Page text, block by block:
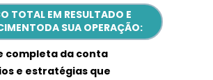
TOTAL EM RESULTADO E
SUA OPERAÇÃO:
completa da conta
e estratégias que